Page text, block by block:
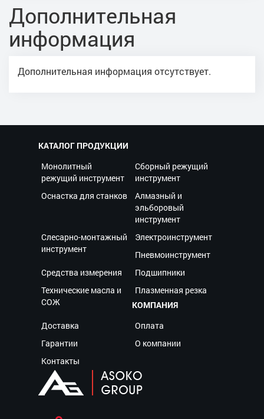
Дополнительная
информация
Дополнительная информация отсутствует.
КАТАЛОГ ПРОДУКЦИИ
Монолитный
режущий инструмент
Сборный режущий
инструмент
Оснастка для станков
Алмазный и
эльборовый
инструмент
Слесарно-монтажный
инструмент
Электроинструмент
Пневмоинструмент
Средства измерения
Подшипники
Технические масла и
СОЖ
Плазменная резка
КОМПАНИЯ
Доставка
Оплата
Гарантии
О компании
Контакты